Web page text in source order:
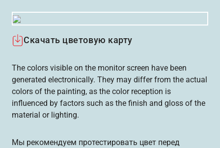
Скачать цветовую карту
The colors visible on the monitor screen have been
generated electronically. They may differ from the actual
colors of the painting, as the color reception is
influenced by factors such as the finish and gloss of the
material or lighting.
Мы рекомендуем протестировать цвет перед